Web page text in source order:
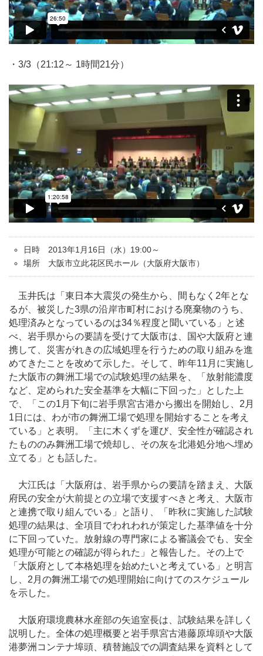
・3/3（21:12～ 1時間21分）
日時 2013年1月16日（水）19:00～
場所 大阪市立此花区民ホール（大阪府大阪市）
玉井氏は「東日本大震災の発生から、間もなく2年とな
るが、被災した3県の沿岸市町村における廃棄物のうち、
処理済みとなっているのは34％程度と聞いている」と述
べ、岩手県からの要請を受けて大阪市は、国や大阪府と連
携して、災害がれきの広域処理を行うための取り組みを進
めてきたことを改めて示した。そして、昨年11月に実施し
た大阪市の舞洲工場での試験処理の結果を、「放射能濃度
など、定められた安全基準を大幅に下回った」とした上
で、「この1月下旬に岩手県宮古港から搬出を開始し、2月
1日には、わが市の舞洲工場で処理を開始することを考え
ている」と表明。「主に木くずを運び、安全性が確認され
たもののみ舞洲工場で焼却し、その灰を北港処分地へ埋め
立てる」とも話した。
大江氏は「大阪府は、岩手県からの要請を踏まえ、大阪
府民の安全が大前提との立場で支援すべきと考え、大阪市
と連携で取り組んでいる」と語り、「昨秋に実施した試験
処理の結果は、全項目でわれわれが策定した基準値を十分
に下回っていた。放射線の専門家による審議会でも、安全
処理が可能との確認が得られた」と報告した。その上で
「大阪府として本格処理を始めたいと考えている」と明言
し、2月の舞洲工場での処理開始に向けてのスケジュール
を示した。
大阪府環境農林水産部の矢追室長は、試験結果を詳しく
説明した。全体の処理概要と岩手県宮古港藤原埠頭や大阪
港夢洲コンテナ埠頭、積替施設での調査結果を資料として